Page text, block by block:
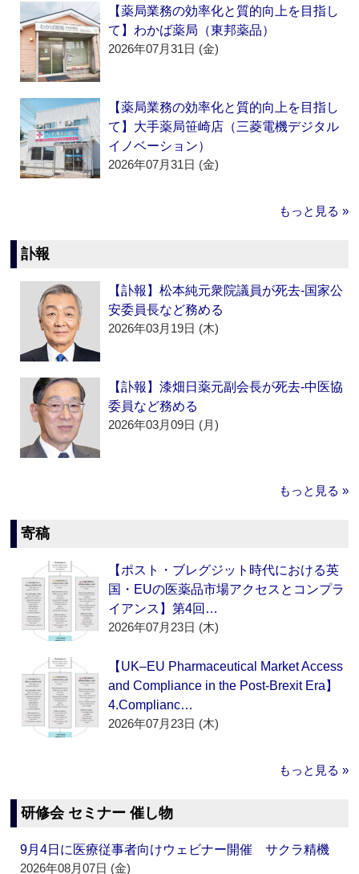
【薬局業務の効率化と質的向上を目指し
て】わかば薬局（東邦薬品）
2026年07月31日 (金)
【薬局業務の効率化と質的向上を目指し
て】大手薬局笹崎店（三菱電機デジタル
イノベーション）
2026年07月31日 (金)
もっと見る »
訃報
【訃報】松本純元衆院議員が死去‐国家公
安委員長など務める
2026年03月19日 (木)
【訃報】漆畑日薬元副会長が死去‐中医協
委員など務める
2026年03月09日 (月)
もっと見る »
寄稿
【ポスト・ブレグジット時代における英
国・EUの医薬品市場アクセスとコンプラ
イアンス】第4回…
2026年07月23日 (木)
【UK–EU Pharmaceutical Market Access
and Compliance in the Post-Brexit Era】
4.Complianc…
2026年07月23日 (木)
もっと見る »
研修会 セミナー 催し物
9月4日に医療従事者向けウェビナー開催 サクラ精機
2026年08月07日 (金)